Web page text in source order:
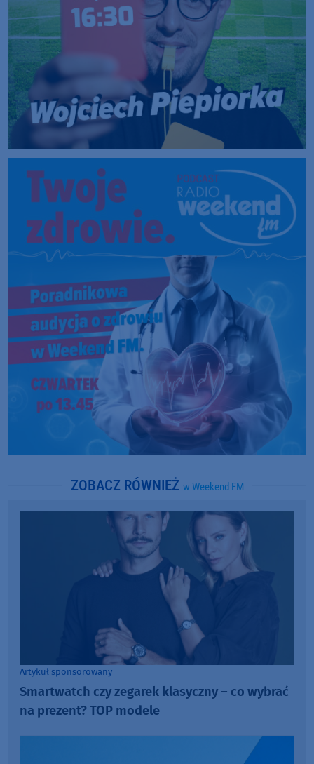
ZOBACZ RÓWNIEŻ w Weekend FM
Artykuł sponsorowany
Smartwatch czy zegarek klasyczny – co wybrać
na prezent? TOP modele